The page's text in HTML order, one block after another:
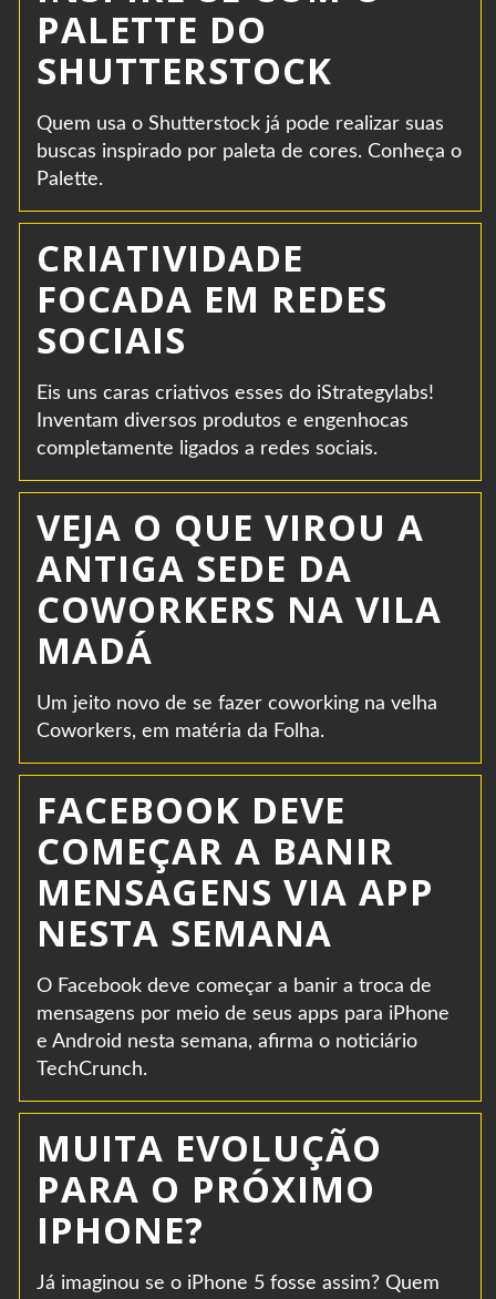
PALETTE DO
SHUTTERSTOCK
Quem usa o Shutterstock já pode realizar suas
buscas inspirado por paleta de cores. Conheça o
Palette.
CRIATIVIDADE
FOCADA EM REDES
SOCIAIS
Eis uns caras criativos esses do iStrategylabs!
Inventam diversos produtos e engenhocas
completamente ligados a redes sociais.
VEJA O QUE VIROU A
ANTIGA SEDE DA
COWORKERS NA VILA
MADÁ
Um jeito novo de se fazer coworking na velha
Coworkers, em matéria da Folha.
FACEBOOK DEVE
COMEÇAR A BANIR
MENSAGENS VIA APP
NESTA SEMANA
O Facebook deve começar a banir a troca de
mensagens por meio de seus apps para iPhone
e Android nesta semana, afirma o noticiário
TechCrunch.
MUITA EVOLUÇÃO
PARA O PRÓXIMO
IPHONE?
Já imaginou se o iPhone 5 fosse assim? Quem